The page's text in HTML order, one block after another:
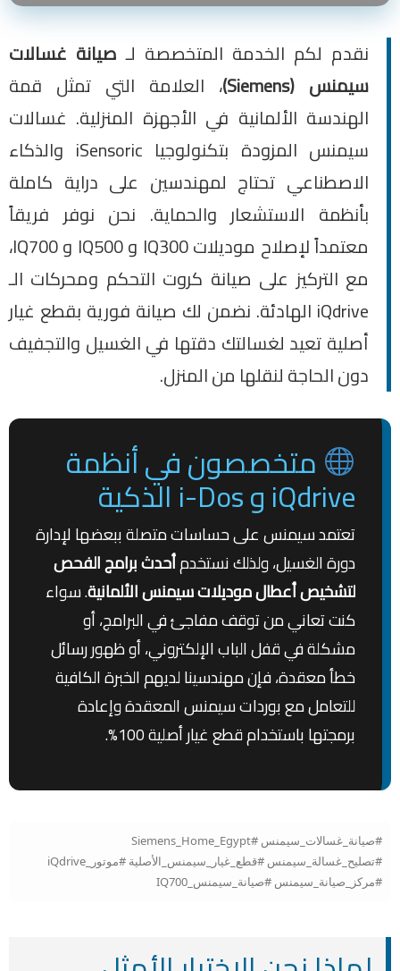
نقدم لكم الخدمة المتخصصة لـ صيانة غسالات
سيمنس (Siemens)
، العلامة التي تمثل قمة
الهندسة الألمانية في الأجهزة المنزلية. غسالات
سيمنس المزودة بتكنولوجيا iSensoric والذكاء
الاصطناعي تحتاج لمهندسين على دراية كاملة
بأنظمة الاستشعار والحماية. نحن نوفر فريقاً
معتمداً لإصلاح موديلات IQ300 و IQ500 و IQ700،
مع التركيز على صيانة كروت التحكم ومحركات الـ
iQdrive الهادئة. نضمن لك صيانة فورية بقطع غيار
أصلية تعيد لغسالتك دقتها في الغسيل والتجفيف
دون الحاجة لنقلها من المنزل.
متخصصون في أنظمة
iQdrive و i-Dos الذكية
تعتمد سيمنس على حساسات متصلة ببعضها لإدارة
دورة الغسيل، ولذلك نستخدمأحدث برامج الفحص
لتشخيص أعطال موديلات سيمنس الألمانية. سواء
كنت تعاني من توقف مفاجئ في البرامج، أو
مشكلة في قفل الباب الإلكتروني، أو ظهور رسائل
خطأ معقدة، فإن مهندسينا لديهم الخبرة الكافية
للتعامل مع بوردات سيمنس المعقدة وإعادة
برمجتها باستخدام قطع غيار أصلية 100%.
#صيانة_غسالات_سيمنس #Siemens_Home_Egypt
#تصليح_غسالة_سيمنس #قطع_غيار_سيمنس_الأصلية #موتور_iQdrive
#مركز_صيانة_سيمنس #صيانة_سيمنس_IQ700